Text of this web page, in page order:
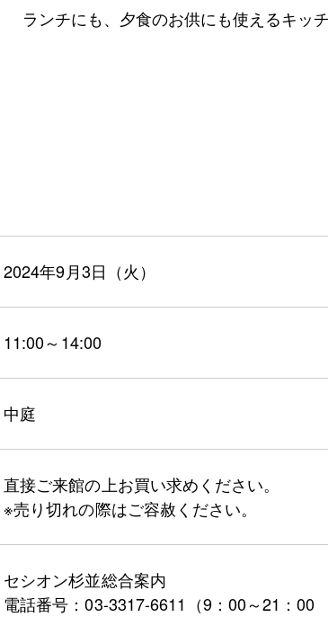
ランチにも、夕食のお供にも使えるキッ
2024年9月3日（火）
11:00～14:00
中庭
直接ご来館の上お買い求めください。
※売り切れの際はご容赦ください。
セシオン杉並総合案内
電話番号：03-3317-6611（9：00～21：00